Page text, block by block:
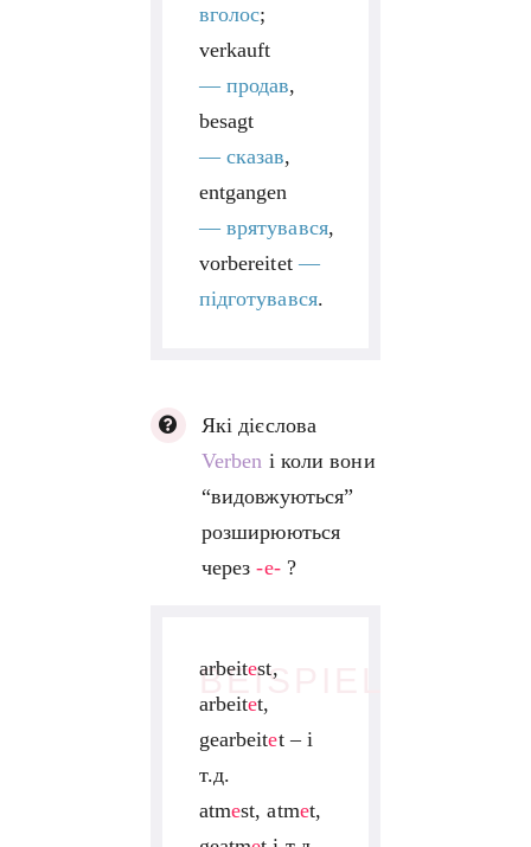
вголос;
verkauft
—продав,
besagt
—сказав,
entgangen
—врятувався,
vorbereitet—
підготувався.
Які дієслова
Verben і коли вони
“видовжуються”
розширюються
через-e-?
BEISPIEL
arbeitest,
arbeitet,
gearbeitet – і
т.д.
atmest, atmet,